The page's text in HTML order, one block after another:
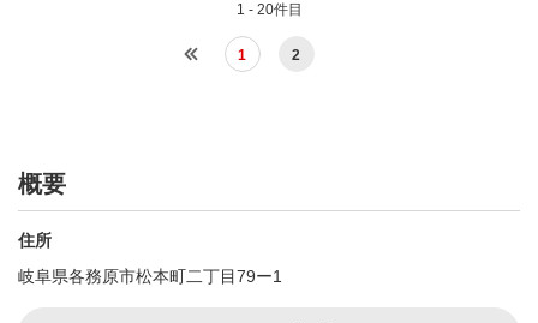
1 - 20件目
1 2
概要
住所
岐阜県各務原市松本町二丁目79ー1